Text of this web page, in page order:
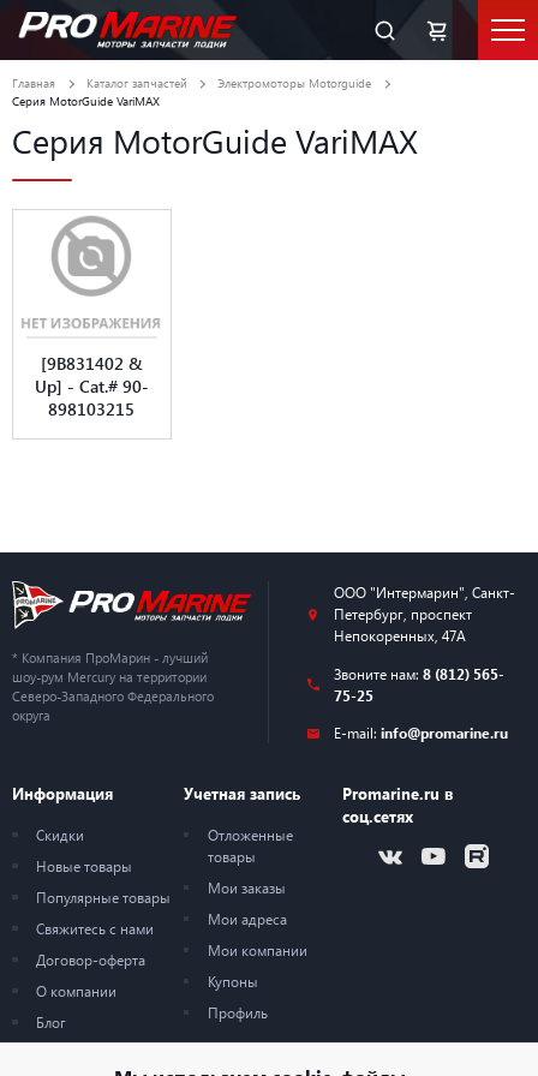
Главная Каталог запчастей
Электромоторы Motorguide
Серия MotorGuide VariMAX
Серия MotorGuide VariMAX
[9B831402 &
Up] - Cat.# 90-
898103215
* Компания ПроМарин - лучший
шоу-рум Mercury на территории
Северо-Западного Федерального
округа
ООО "Интермарин" Санкт-
Петербург, проспект
Непокоренных, 47А
Звоните нам: 8 (812) 565-
75-25
E-mail: info@promarine.ru
Информация
Скидки
Новые товары
Популярные товары
Свяжитесь с нами
Договор-оферта
О компании
Блог
Учетная запись
Отложенные
товары
Мои заказы
Мои адреса
Мои компании
Купоны
Профиль
Promarine.ru в
соц.сетях